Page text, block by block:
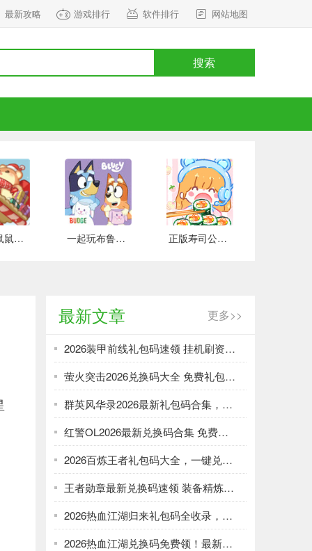
最新攻略 游戏排行 软件排行 网站地图
搜索
正式版鼠鼠百货物语 安卓版 一起玩布鲁伊吧 手游下载 正版寿司公园 安卓版
最新文章 更多>>
2026装甲前线礼包码速领 挂机刷资源攻略
萤火突击2026兑换码大全 免费礼包一键领取
群英风华录2026最新礼包码合集，一键领取限时福利
红警OL2026最新兑换码合集 免费礼包一键领取
2026百炼王者礼包码大全，一键兑换加速武将养成
王者勋章最新兑换码速领 装备精炼资源轻松刷
2026热血江湖归来礼包码全收录，强化资源不愁！
2026热血江湖兑换码免费领！最新礼包大全速取